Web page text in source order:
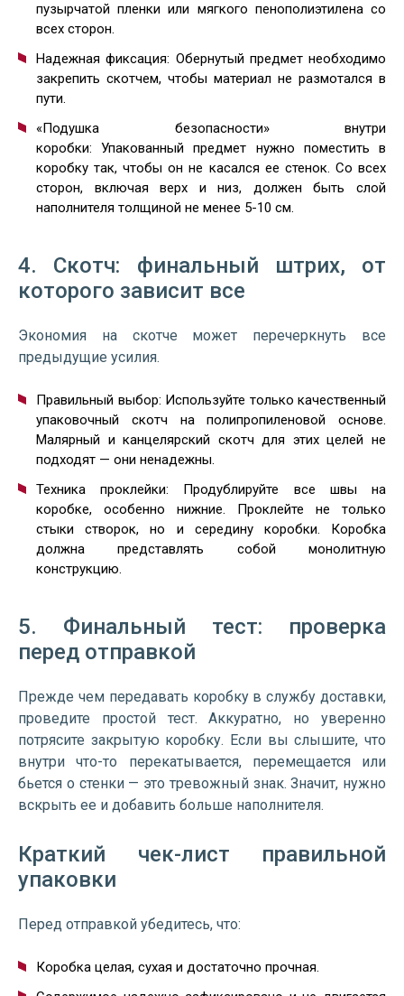
пузырчатой пленки или мягкого пенополиэтилена со
всех сторон.
Надежная фиксация: Обернутый предмет необходимо
закрепить скотчем, чтобы материал не размотался в
пути.
«Подушка безопасности» внутри
коробки: Упакованный предмет нужно поместить в
коробку так, чтобы он не касался ее стенок. Со всех
сторон, включая верх и низ, должен быть слой
наполнителя толщиной не менее 5-10 см.
4. Скотч: финальный штрих, от
которого зависит все
Экономия на скотче может перечеркнуть все
предыдущие усилия.
Правильный выбор: Используйте только качественный
упаковочный скотч на полипропиленовой основе.
Малярный и канцелярский скотч для этих целей не
подходят — они ненадежны.
Техника проклейки: Продублируйте все швы на
коробке, особенно нижние. Проклейте не только
стыки створок, но и середину коробки. Коробка
должна представлять собой монолитную
конструкцию.
5. Финальный тест: проверка
перед отправкой
Прежде чем передавать коробку в службу доставки,
проведите простой тест. Аккуратно, но уверенно
потрясите закрытую коробку. Если вы слышите, что
внутри что-то перекатывается, перемещается или
бьется о стенки — это тревожный знак. Значит, нужно
вскрыть ее и добавить больше наполнителя.
Краткий чек-лист правильной
упаковки
Перед отправкой убедитесь, что:
Коробка целая, сухая и достаточно прочная.